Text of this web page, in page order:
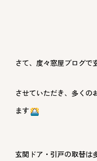
さて、度々窓屋ブログで
させていただき、多くの
ます
玄関ドア・引戸の取替は